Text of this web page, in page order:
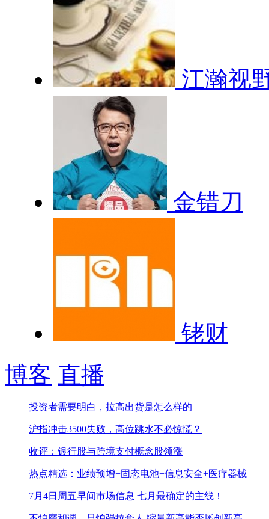
江瀚视
金错刀
铑财
博客 直播
投资者需要明白，拉高出货是怎么样的
沪指冲击3500失败，高位跳水不必惊慌？
收评：银行股与跨境支付概念股领涨
热点精选：业绩预增+固态电池+信息安全+医疗器械
7月4日周五早间市场信息 七月最确定的主线！